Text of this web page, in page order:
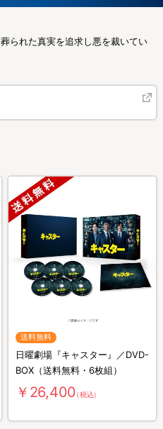
られた真実を追求し悪を裁いてい
送料無料
日曜劇場『キャスター』／DVD-
BOX（送料無料・6枚組）
￥26,400（税込）